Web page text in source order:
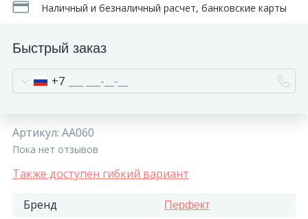
Наличный и безналичный расчет, банковские карты
Быстрый заказ
+7
Артикул: AA060
Пока нет отзывов
Также доступен гибкий вариант
Бренд Перфект